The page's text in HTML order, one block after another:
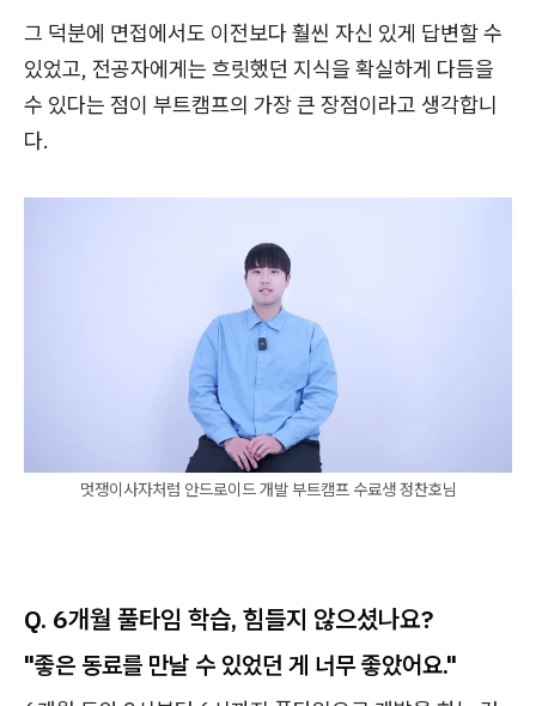
그 덕분에 면접에서도 이전보다 훨씬 자신 있게 답변할 수
있었고, 전공자에게는 흐릿했던 지식을 확실하게 다듬을
수 있다는 점이 부트캠프의 가장 큰 장점이라고 생각합니
다.
멋쟁이사자처럼 안드로이드 개발 부트캠프 수료생 정찬호님
Q. 6개월 풀타임 학습, 힘들지 않으셨나요?
"좋은 동료를 만날 수 있었던 게 너무 좋았어요."